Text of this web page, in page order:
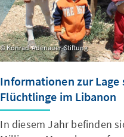
Konrad-Adenauer-Stiftung
Informationen zur Lage
Flüchtlinge im Libanon
In diesem Jahr befinden